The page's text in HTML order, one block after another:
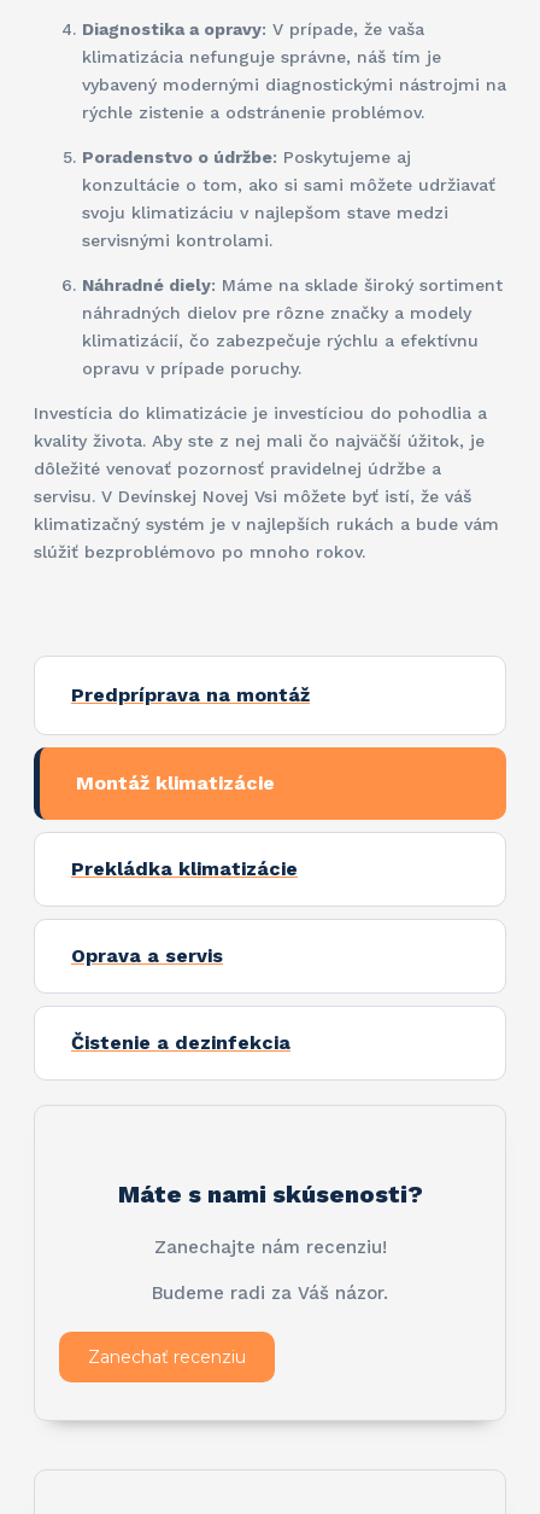
Diagnostika a opravy: V prípade, že vaša
klimatizácia nefunguje správne, náš tím je
vybavený modernými diagnostickými nástrojmi na
rýchle zistenie a odstránenie problémov.
Poradenstvo o údržbe: Poskytujeme aj
konzultácie o tom, ako si sami môžete udržiavať
svoju klimatizáciu v najlepšom stave medzi
servisnými kontrolami.
Náhradné diely: Máme na sklade široký sortiment
náhradných dielov pre rôzne značky a modely
klimatizácií, čo zabezpečuje rýchlu a efektívnu
opravu v prípade poruchy.
Investícia do klimatizácie je investíciou do pohodlia a
kvality života. Aby ste z nej mali čo najväčší úžitok, je
dôležité venovať pozornosť pravidelnej údržbe a
servisu. V Devínskej Novej Vsi môžete byť istí, že váš
klimatizačný systém je v najlepších rukách a bude vám
slúžiť bezproblémovo po mnoho rokov.
Predpríprava na montáž
Montáž klimatizácie
Prekládka klimatizácie
Oprava a servis
Čistenie a dezinfekcia
Máte s nami skúsenosti?
Zanechajte nám recenziu!
Budeme radi za Váš názor.
Zanechať recenziu